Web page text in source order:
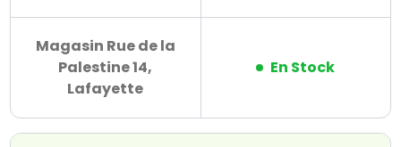
Magasin Rue de la
Palestine 14,
Lafayette
En Stock